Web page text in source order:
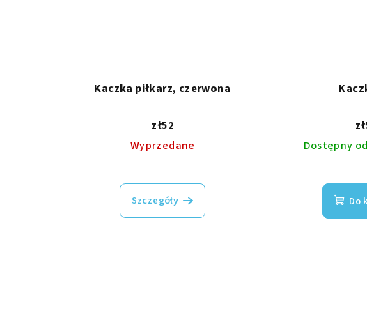
Kaczka piłkarz, czerwona
zł52
Wyprzedane
Szczegóły
Dostępny
Do